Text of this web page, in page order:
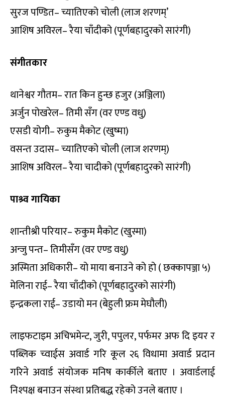
सुरज पण्डित– च्यातिएको चोली (लाज शरणम्’
आशिष अविरल– रैया चाँदीको (पूर्णबहादुरको सारंगी)
संगीतकार
थानेश्वर गौतम– रात किन हुन्छ हजुर (अञ्जिला)
अर्जुन पोखरेल– तिमी सँग (वर एण्ड वधु)
एसडी योगी– रुकुम मैकोट (खुष्मा)
वसन्त उदास– च्यातिएको चोली (लाज शरणम्)
आशिष अविरल– रैया चादीको (पूर्णबहादुरको सारंगी)
पाश्र्व गायिका
शान्तीश्री परियार– रुकुम मैकोट (खुस्मा)
अन्जु पन्त– तिमीसँग (वर एण्ड वधु)
अस्मिता अधिकारी– यो माया बनाउने को हो ( छक्कापञ्जा ५)
मेलिना राई– रैया चाँदीको (पूर्णबहादुरको सारंगी)
इन्द्रकला राई– उडायो मन (बेहुली फ्रम मेघौली)
लाइफटाइम अचिभमेन्ट, जुरी, पपुलर, पर्फमर अफ दि इयर र
पब्लिक च्वाईस अवार्ड गरि कूल २६ विधामा अवार्ड प्रदान
गरिने अवार्ड संयोजक मनिष कार्कीले बताए । अवार्डलाई
निश्पक्ष बनाउन संस्था प्रतिबद्ध रहेको उनले बताए ।